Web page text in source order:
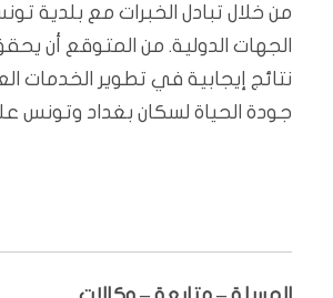
من خلال تبادل الخبرات مع بلدية
الجهات الدولية. من المتوقع أن
نتائج إيجابية في تطوير الخدمات
جودة الحياة لسكان بغداد وتونس